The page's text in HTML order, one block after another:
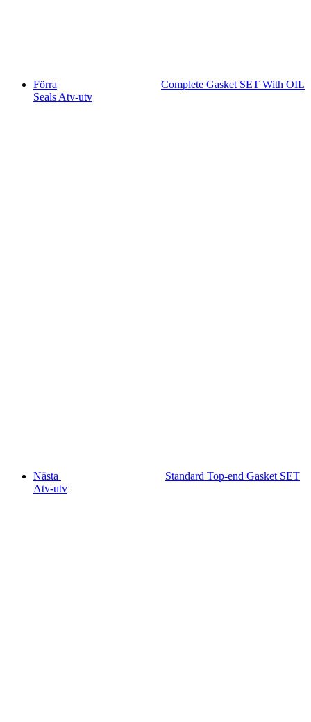
Förra
Complete Gasket SET With OIL
Seals Atv-utv
Nästa
Standard Top-end Gasket SET
Atv-utv